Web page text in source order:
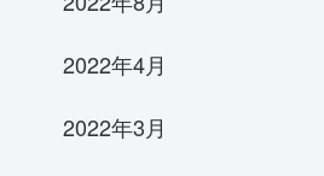
2022年4月
2022年3月